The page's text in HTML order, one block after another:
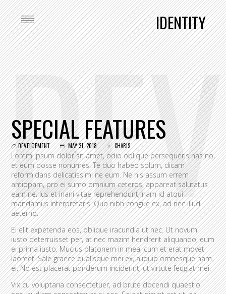
IDENTITY
SPECIAL FEATURES
DEVELOPMENT MAY 31, 2018 CHARIS
Lorem ipsum dolor sit amet, odio oblique persequeris has no,
et eum posse nonumes. Te duo habeo solum, dicam
reformidans delicatissimi ne eum. Ne his assum errem
antiopam, pro ei sumo omnium ceteros, appareat salutatus
eam ne. Ius et inani vitae reprehendunt, nam id atqui
mandamus interpretaris. Quo nibh congue ex, ad nec illud
aeterno.
Ei elit expetenda eos, oblique iracundia ut nec. Ut novum
iusto deterruisset per, at nec mazim hendrerit aliquando, eum
ei prima iusto. Mucius platonem in mea, cum et erat movet
laoreet. Sale graece qualisque mei ex, aliquip omnesque nam
ei. No est placerat ponderum inciderint, ut virtute feugiat mei.
Vix cu voluptaria consectetuer, ad brute docendi quaestio